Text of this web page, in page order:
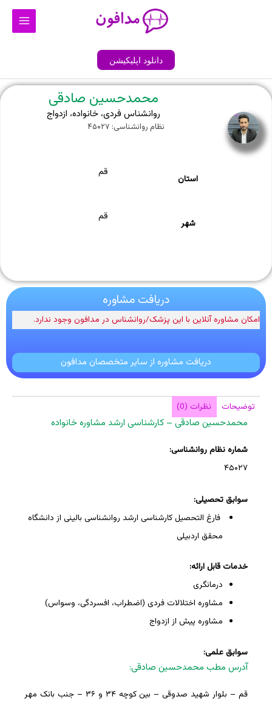
Main
دانلود اپلیکیشن
محمدحسین صادقی
روانشناس فردی، خانواده، ازدواج
نظام روانشناسی: ۴۵۰۲۷
استان
قم
شهر
قم
دریافت مشاوره
امکان مشاوره آنلاین با این پزشک/روانشناس در مدافون وجود ندارد.
دریافت مشاوره از سایر متخصصان مدافون
توضیحات نظرات (0)
محمدحسین صادقی – کارشناسی ارشد مشاوره خانواده
شماره نظام روانشناسی:
۴۵۰۲۷
سوابق تحصیلی:
فارغ التحصیل کارشناسی ارشد روانشناسی بالینی از دانشگاه
محقق اردبیلی
خدمات قابل ارائه:
درمانگری
مشاوره اختلالات فردی (اضطراب، افسردگی، وسواس)
مشاوره پیش از ازدواج
سوابق علمی:
آدرس مطب محمدحسین صادقی:
قم – بلوار شهید صدوقی – بین کوچه ۳۴ و ۳۶ – جنب بانک مهر